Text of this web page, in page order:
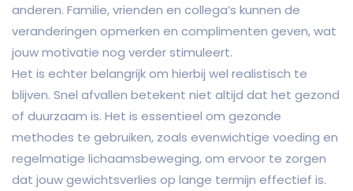
anderen. Familie, vrienden en collega’s kunnen de
veranderingen opmerken en complimenten geven, wat
jouw motivatie nog verder stimuleert.
Het is echter belangrijk om hierbij wel realistisch te
blijven. Snel afvallen betekent niet altijd dat het gezond
of duurzaam is. Het is essentieel om gezonde
methodes te gebruiken, zoals evenwichtige voeding en
regelmatige lichaamsbeweging, om ervoor te zorgen
dat jouw gewichtsverlies op lange termijn effectief is.